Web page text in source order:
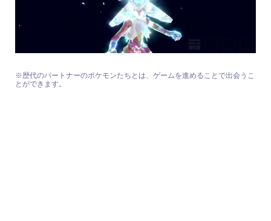
※歴代のパートナーのポケモンたちとは、ゲームを進めることで出会うこ
とができます。